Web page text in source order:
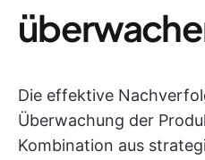
Die effektive
Überwachung der
Kombination aus